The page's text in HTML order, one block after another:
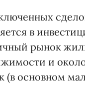
в
рынок
и
(в основном